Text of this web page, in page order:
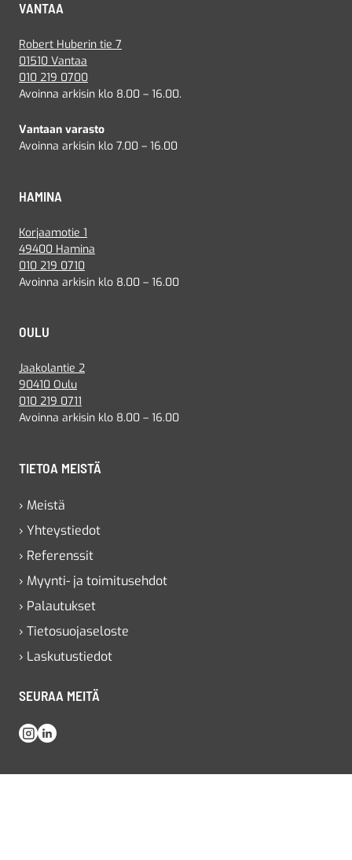
VANTAA
Robert Huberin tie 7
01510 Vantaa
010 219 0700
Avoinna arkisin klo 8.00 – 16.00.
Vantaan varasto
Avoinna arkisin klo 7.00 – 16.00
HAMINA
Korjaamotie 1
49400 Hamina
010 219 0710
Avoinna arkisin klo 8.00 – 16.00
OULU
Jaakolantie 2
90410 Oulu
010 219 0711
Avoinna arkisin klo 8.00 – 16.00
TIETOA MEISTÄ
› Meistä
› Yhteystiedot
› Referenssit
› Myynti- ja toimitusehdot
› Palautukset
› Tietosuojaseloste
› Laskutustiedot
SEURAA MEITÄ
Instagram
LinkedIn